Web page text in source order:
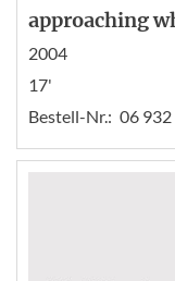
approaching
2004
17'
Bestell-Nr.: 06